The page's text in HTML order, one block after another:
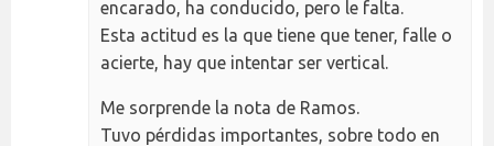
encarado, ha conducido, pero le falta.
Esta actitud es la que tiene que tener, falle o
acierte, hay que intentar ser vertical.
Me sorprende la nota de Ramos.
Tuvo pérdidas importantes, sobre todo en